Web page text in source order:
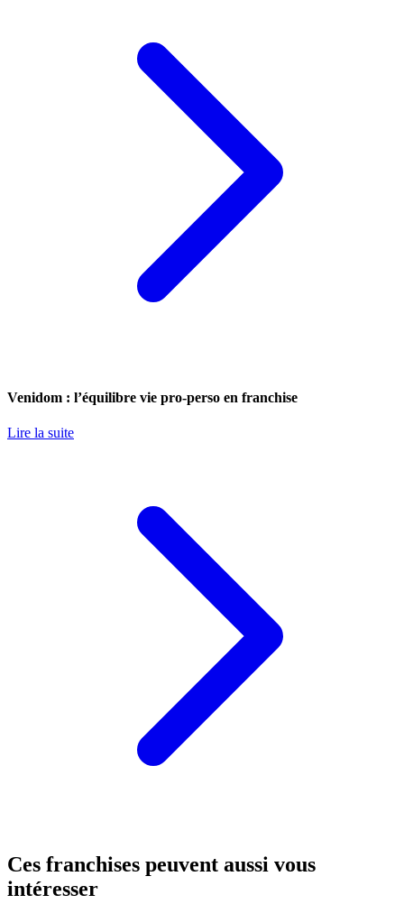
Venidom : l’équilibre vie pro-perso en franchise
Lire la suite
Ces franchises peuvent aussi vous
intéresser